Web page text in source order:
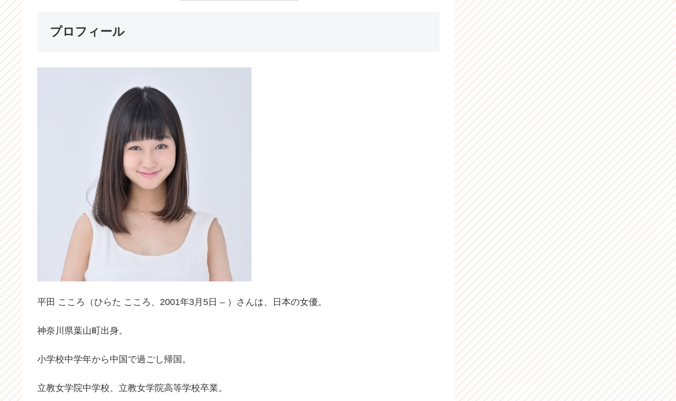
プロフィール
平田 こころ（ひらた こころ、2001年3月5日 – ）さんは、日本の女優。
神奈川県葉山町出身。
小学校中学年から中国で過ごし帰国。
立教女学院中学校、立教女学院高等学校卒業。